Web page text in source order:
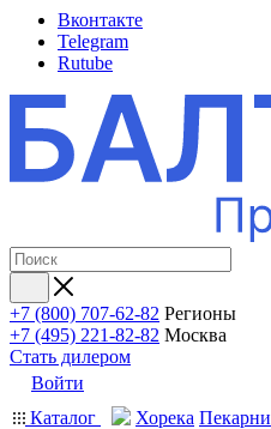
Вконтакте
Telegram
Rutube
+7 (800) 707-62-82 Регионы
+7 (495) 221-82-82 Москва
Стать дилером
Войти
Каталог
Хорека Пекарни